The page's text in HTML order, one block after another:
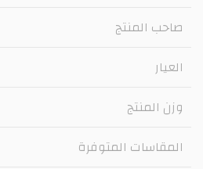
صاحب المنتج
العيار
وزن المنتج
المقاسات المتوفرة